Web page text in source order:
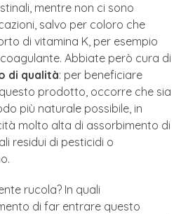
mentre non ci sono
salvo per coloro che
di vitamina K, per esempio
Abbiate però cura di
di qualità: per beneficiare
prodotto, occorre che sia
più naturale possibile, in
molto alta di assorbimento di
residui di pesticidi o
rucola? In quali
di far entrare questo